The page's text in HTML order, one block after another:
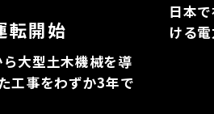
転開始
大型土木機械を導
工事をわずか3年で
日本
ける